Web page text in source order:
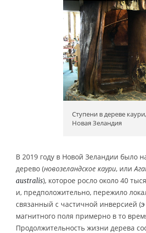
Ступени в дереве каури,
Новая Зеландия
В 2019 году в Новой Зеландии было
дерево (новозеландское каури, или
australis), которое росло около 40
и, предположительно, пережило
связанный с частичной инверсией (
магнитного поля примерно в то
Продолжительность жизни дерева